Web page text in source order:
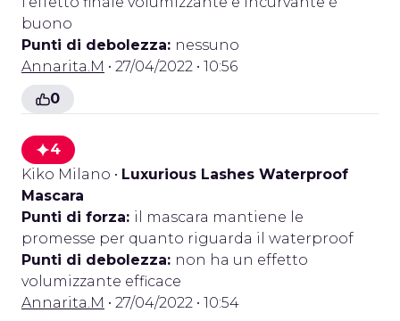
buono
Punti di debolezza: nessuno
Annarita.M • 27/04/2022 • 10:56
0
4
Kiko Milano • Luxurious Lashes Waterproof
Mascara
Punti di forza: il mascara mantiene le
promesse per quanto riguarda il waterproof
Punti di debolezza: non ha un effetto
volumizzante efficace
Annarita.M • 27/04/2022 • 10:54